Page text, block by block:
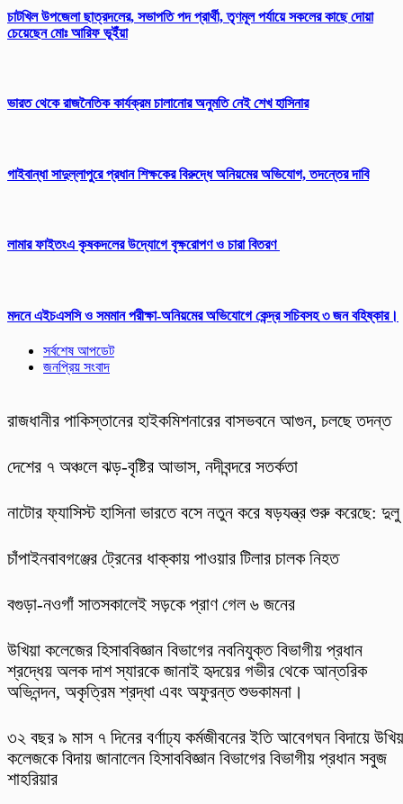
চাটখিল উপজেলা ছাত্রদলের, সভাপতি পদ প্রার্থী, তৃণমূল পর্যায়ে সকলের কাছে দোয়া
চেয়েছেন মোঃ আরিফ ভূইঁয়া
ভারত থেকে রাজনৈতিক কার্যক্রম চালানোর অনুমতি নেই শেখ হাসিনার
গাইবান্ধা সাদুল্লাপুরে প্রধান শিক্ষকের বিরুদ্ধে অনিয়মের অভিযোগ, তদন্তের দাবি
লামার ফাইতংএ কৃষকদলের উদ্যোগে বৃক্ষরোপণ ও চারা বিতরণ
মদনে এইচএসসি ও সমমান পরীক্ষা-অনিয়মের অভিযোগে কেন্দ্র সচিবসহ ৩ জন বহিষ্কার।
সর্বশেষ আপডেট
জনপ্রিয় সংবাদ
রাজধানীর পাকিস্তানের হাইকমিশনারের বাসভবনে আগুন, চলছে তদন্ত
দেশের ৭ অঞ্চলে ঝড়-বৃষ্টির আভাস, নদীবন্দরে সতর্কতা
নাটোর ফ্যাসিস্ট হাসিনা ভারতে বসে নতুন করে ষড়যন্ত্র শুরু করেছে: দুলু
চাঁপাইনবাবগঞ্জের ট্রেনের ধাক্কায় পাওয়ার টিলার চালক নিহত
বগুড়া-নওগাঁ সাতসকালেই সড়কে প্রাণ গেল ৬ জনের
উখিয়া কলেজের হিসাববিজ্ঞান বিভাগের নবনিযুক্ত বিভাগীয় প্রধান
শ্রদ্ধেয় অলক দাশ স্যারকে জানাই হৃদয়ের গভীর থেকে আন্তরিক
অভিনন্দন, অকৃত্রিম শ্রদ্ধা এবং অফুরন্ত শুভকামনা।
৩২ বছর ৯ মাস ৭ দিনের বর্ণাঢ্য কর্মজীবনের ইতি আবেগঘন বিদায়ে
কলেজকে বিদায় জানালেন হিসাববিজ্ঞান বিভাগের বিভাগীয় প্রধান সবুজ
শাহরিয়ার